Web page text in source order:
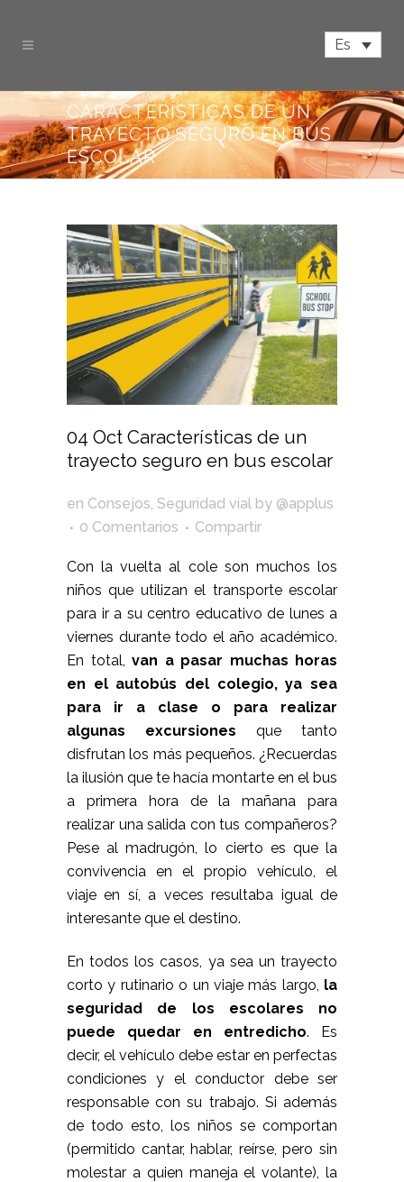
Es
CARACTERÍSTICAS DE UN
TRAYECTO SEGURO EN BUS
ESCOLAR
04 Oct Características de un
trayecto seguro en bus escolar
en Consejos Seguridad vial by @applus
0 Comentarios
Compartir
Con la vuelta al cole son muchos los
niños que utilizan el transporte escolar
para ir a su centro educativo de lunes a
viernes durante todo el año académico.
En total, van a pasar muchas horas
en el autobús del colegio, ya sea
para ir a clase o para realizar
algunas excursiones que tanto
disfrutan los más pequeños. ¿Recuerdas
la ilusión que te hacía montarte en el bus
a primera hora de la mañana para
realizar una salida con tus compañeros?
Pese al madrugón, lo cierto es que la
convivencia en el propio vehículo, el
viaje en sí, a veces resultaba igual de
interesante que el destino.
En todos los casos, ya sea un trayecto
corto y rutinario o un viaje más largo, la
seguridad de los escolares no
puede quedar en entredicho. Es
decir, el vehículo debe estar en perfectas
condiciones y el conductor debe ser
responsable con su trabajo. Si además
de todo esto, los niños se comportan
(permitido cantar, hablar, reírse, pero sin
molestar a quien maneja el volante), la